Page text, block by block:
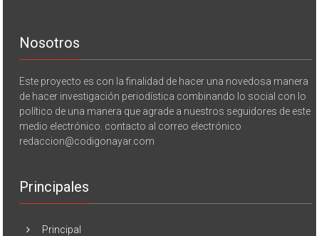
Nosotros
Este proyecto es con la finalidad de hacer una novedosa manera
de hacer investigación periodística combinando lo social con lo
político de una manera que agrade a nuestros seguidores de este
medio electrónico. contacto al correo electrónico
redaccion@codigonayar.com
Principales
Principal